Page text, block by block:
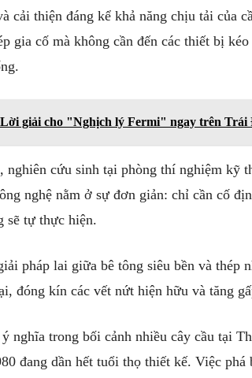
cải thiện đáng kể khả năng chịu tải của
gia cố mà không cần đến các thiết bị
giải cho "Nghịch lý Fermi" ngay trên Trái
nghiên cứu sinh tại phòng thí nghiệm kỹ
nghệ nằm ở sự đơn giản: chỉ cần cố
sẽ tự thực hiện.
pháp lai giữa bê tông siêu bền và thép
đóng kín các vết nứt hiện hữu và tăng
nghĩa trong bối cảnh nhiều cây cầu tại
đang dần hết tuổi thọ thiết kế. Việc